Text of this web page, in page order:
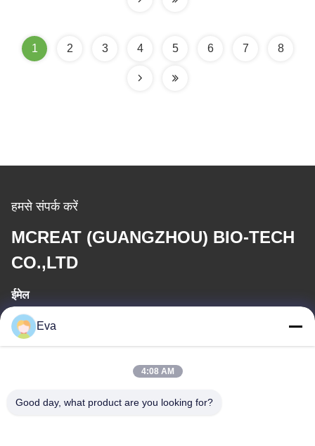
1 2 3 4 5 6 7 8
हमसे संपर्क करें
MCREAT (GUANGZHOU) BIO-TECH
CO.,LTD
ईमेल
irina@mcreatmedical.com
हमारा पता
Eva
4:08 AM
Good day, what product are you looking for?